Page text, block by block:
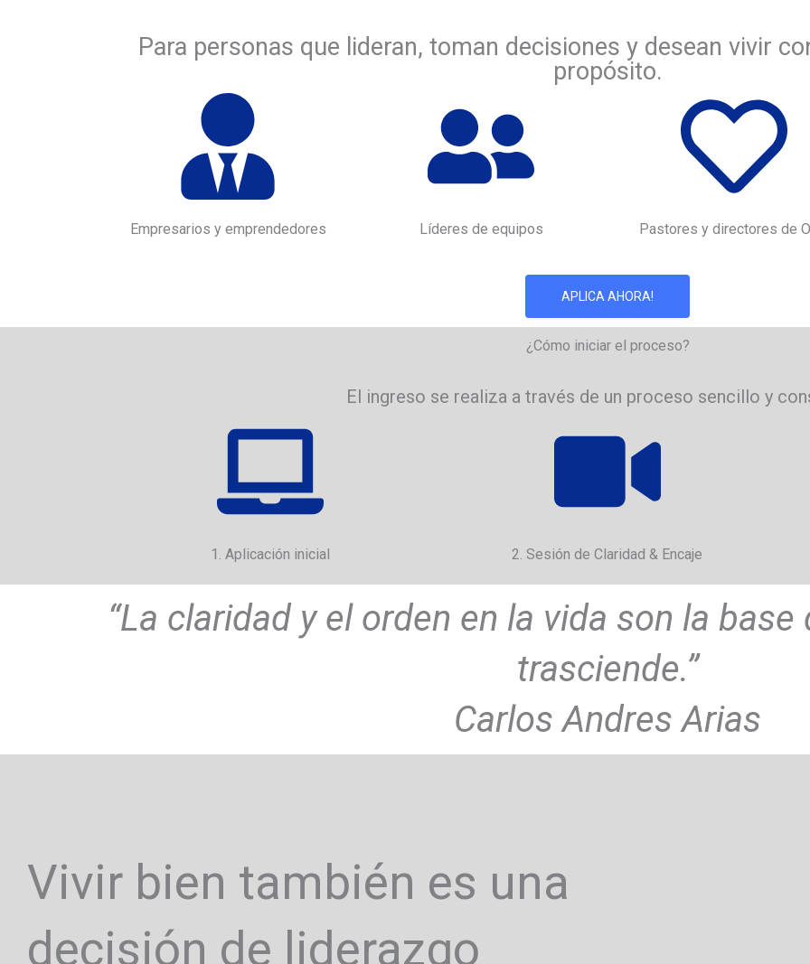
Para personas que lideran, toman decisiones y desean vivir
propósito.
Empresarios y emprendedores Líderes de equipos Pastores y directores de
APLICA AHORA!
¿Cómo iniciar el proceso?
El ingreso se realiza a través de un proceso sencillo y
1. Aplicación inicial 2. Sesión de Claridad & Encaje
“La claridad y el orden en la vida son la
trasciende.”
Carlos Andres Arias
Vivir bien también es una
decisión de liderazgo